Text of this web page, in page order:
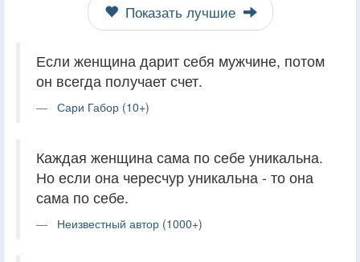
Показать лучшие
Если женщина дарит себя мужчине, потом
он всегда получает счет.
Сари Габор (10+)
Каждая женщина сама по себе уникальна.
Но если она чересчур уникальна - то она
сама по себе.
Неизвестный автор (1000+)